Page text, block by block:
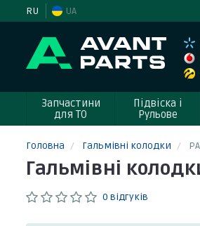
RU UA
Запчастини
для ТО
Підвіска і
Рульове
Головна Гальмівні колодки
Гальмівні
0 відгуків